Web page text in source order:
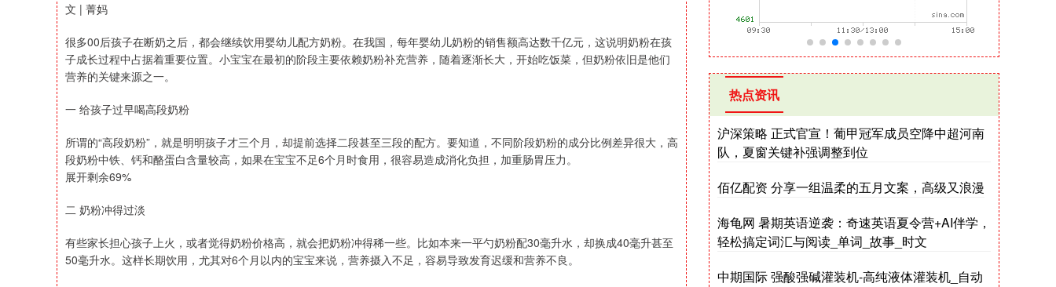
文 | 菁妈
很多00后孩子在断奶之后，都会继续饮用婴幼儿配方奶粉。在我国，每年婴幼儿奶粉的销售额高达数千亿元，这说明奶粉在孩
子成长过程中占据着重要位置。小宝宝在最初的阶段主要依赖奶粉补充营养，随着逐渐长大，开始吃饭菜，但奶粉依旧是他们
营养的关键来源之一。
一 给孩子过早喝高段奶粉
所谓的“高段奶粉”，就是明明孩子才三个月，却提前选择二段甚至三段的配方。要知道，不同阶段奶粉的成分比例差异很大，高
段奶粉中铁、钙和酪蛋白含量较高，如果在宝宝不足6个月时食用，很容易造成消化负担，加重肠胃压力。
展开剩余69%
二 奶粉冲得过淡
有些家长担心孩子上火，或者觉得奶粉价格高，就会把奶粉冲得稀一些。比如本来一平勺奶粉配30毫升水，却换成40毫升甚至
50毫升水。这样长期饮用，尤其对6个月以内的宝宝来说，营养摄入不足，容易导致发育迟缓和营养不良。
热点资讯
沪深策略 正式官宣！葡甲冠军成员空降中超河南
队，夏窗关键补强调整到位
佰亿配资 分享一组温柔的五月文案，高级又浪漫
海龟网 暑期英语逆袭：奇速英语夏令营+AI伴学，
轻松搞定词汇与阅读_单词_故事_时文
中期国际 强酸强碱灌装机-高纯液体灌装机_自动